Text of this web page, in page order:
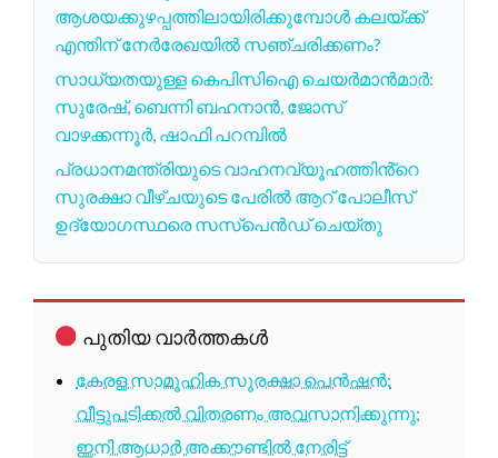
ആശയക്കുഴപ്പത്തിലായിരിക്കുമ്പോൾ കലയ്ക്ക്
എന്തിന് നേർരേഖയിൽ സഞ്ചരിക്കണം?
സാധ്യതയുള്ള കെപിസിഐ ചെയർമാൻമാർ:
സുരേഷ്, ബെന്നി ബഹനാൻ, ജോസ്
വാഴക്കന്നൂർ, ഷാഫി പറമ്പിൽ
പ്രധാനമന്ത്രിയുടെ വാഹനവ്യൂഹത്തിൻ്റെ
സുരക്ഷാ വീഴ്ചയുടെ പേരിൽ ആറ് പോലീസ്
ഉദ്യോഗസ്ഥരെ സസ്പെൻഡ് ചെയ്തു
പുതിയ വാർത്തകൾ
കേരള സാമൂഹിക സുരക്ഷാ പെൻഷൻ:
വീട്ടുപടിക്കൽ വിതരണം അവസാനിക്കുന്നു;
ഇനി ആധാർ അക്കൗണ്ടിൽ നേരിട്ട്